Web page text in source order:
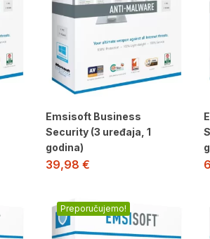
Emsisoft Business
Security (3 uređaja, 1
godina)
39,98 €
Preporučujemo!